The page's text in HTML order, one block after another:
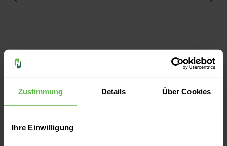
Zustimmung Details Über Cookies
Ihre Einwilligung
Das könnte Sie auch interessieren